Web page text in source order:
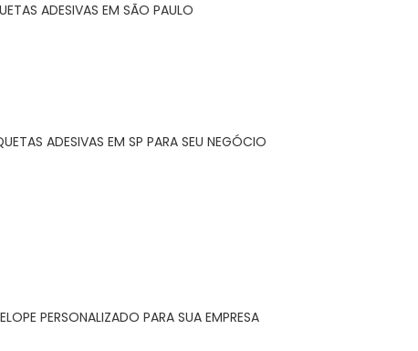
ADESIVAS EM SÃO PAULO
ADESIVAS EM SP PARA SEU NEGÓCIO
PERSONALIZADO PARA SUA EMPRESA